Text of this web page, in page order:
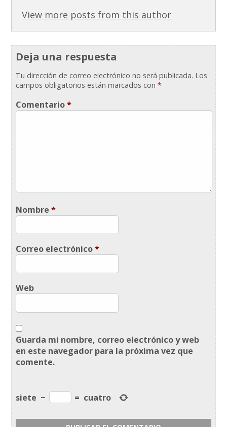
View more posts from this author
Deja una respuesta
Tu dirección de correo electrónico no será publicada. Los
campos obligatorios están marcados con*
Comentario*
Nombre*
Correo electrónico*
Web
Guarda mi nombre, correo electrónico y web
en este navegador para la próxima vez que
comente.
siete − = cuatro